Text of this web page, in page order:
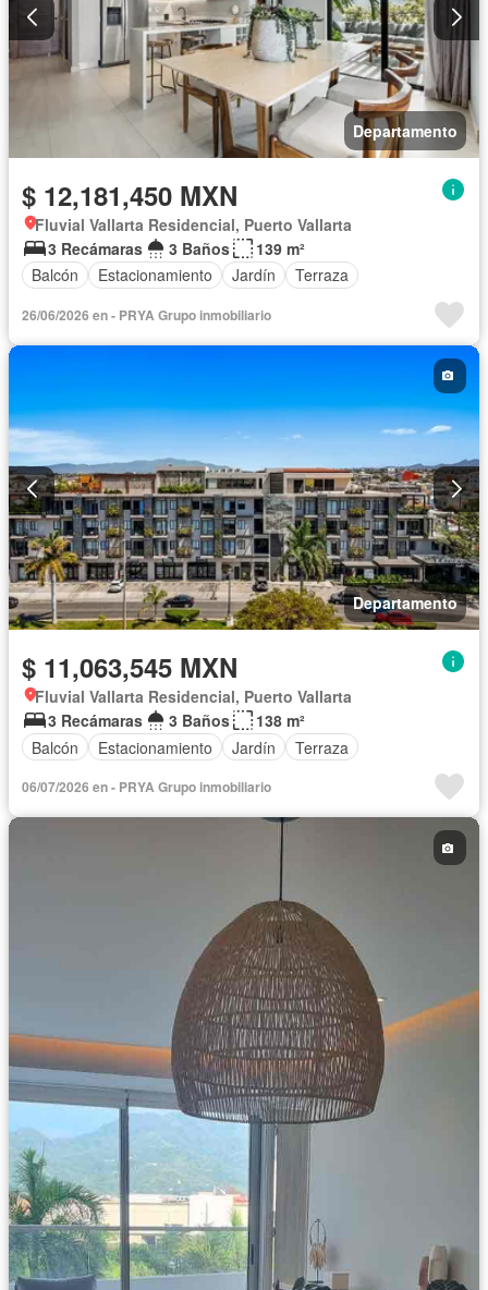
Departamento
$ 12,181,450 MXN
Fluvial Vallarta Residencial, Puerto Vallarta
3 Recámaras
3 Baños
139 m²
Balcón
Estacionamiento Jardín Terraza
26/06/2026 en - PRYA Grupo inmobiliario
Departamento
$ 11,063,545 MXN
Fluvial Vallarta Residencial, Puerto Vallarta
3 Recámaras
3 Baños
138 m²
Balcón
Estacionamiento Jardín Terraza
06/07/2026 en - PRYA Grupo inmobiliario